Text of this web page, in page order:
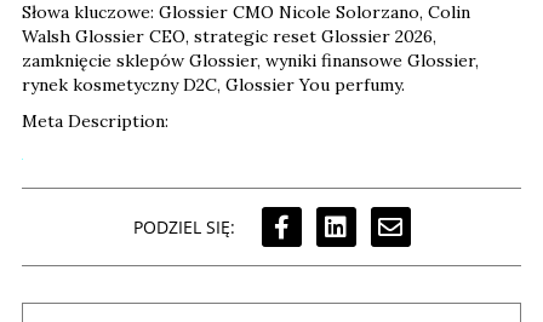
Słowa kluczowe: Glossier CMO Nicole Solorzano, Colin
Walsh Glossier CEO, strategic reset Glossier 2026,
zamknięcie sklepów Glossier, wyniki finansowe Glossier,
rynek kosmetyczny D2C, Glossier You perfumy.
Meta Description:
PODZIEL SIĘ: